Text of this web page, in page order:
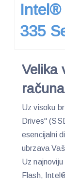
Intel®
335
Velika
Uz visoku
Drives"
esencijalni
ubrzava
Uz
Flash,